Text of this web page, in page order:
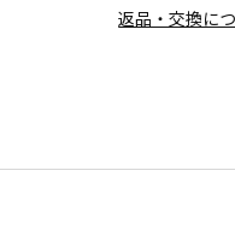
返品・交換に